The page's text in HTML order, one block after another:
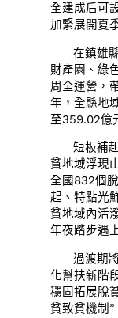
全建成后可
加緊展開夏
在鎮雄
財產園、綠
周全運營，
年，全縣地
至359.02億
短板補
貧地域浮現
全國832個
起、特點光
貧地域內活
年夜踏步遇
過渡期
化幫扶新階
穩固拓展脫
貧致貧機制”